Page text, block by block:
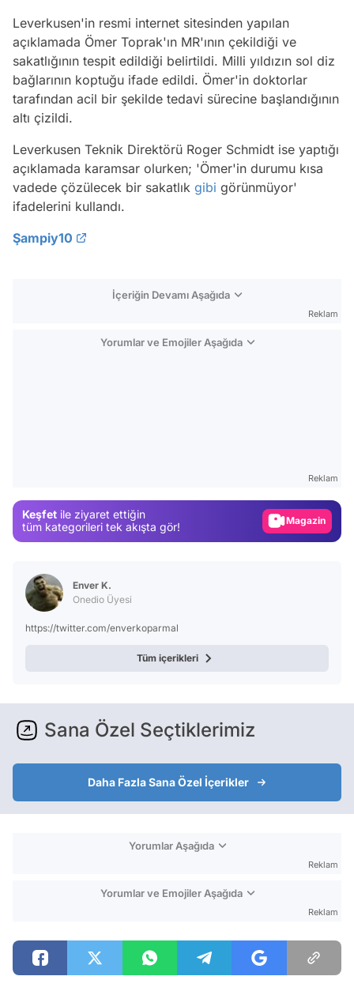
Leverkusen'in resmi internet sitesinden yapılan
açıklamada Ömer Toprak'ın MR'ının çekildiği ve
sakatlığının tespit edildiği belirtildi. Milli yıldızın sol diz
bağlarının koptuğu ifade edildi. Ömer'in doktorlar
tarafından acil bir şekilde tedavi sürecine başlandığının
altı çizildi.
Leverkusen Teknik Direktörü Roger Schmidt ise yaptığı
açıklamada karamsar olurken; 'Ömer'in durumu kısa
vadede çözülecek bir sakatlık gibi görünmüyor'
ifadelerini kullandı.
Şampiy10
İçeriğin Devamı Aşağıda
Reklam
Yorumlar ve Emojiler Aşağıda
Reklam
Keşfet ile ziyaret ettiğin
tüm kategorileri tek akışta gör!
Magazin
Enver K.
Onedio Üyesi
https://twitter.com/enverkoparmal
Tüm içerikleri
Sana Özel Seçtiklerimiz
Daha Fazla Sana Özel İçerikler
Yorumlar Aşağıda
Reklam
Yorumlar ve Emojiler Aşağıda
Reklam